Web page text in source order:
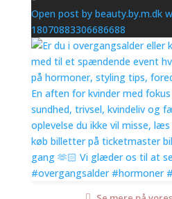
Open post by beauty.by.m.dk
18070883306686688